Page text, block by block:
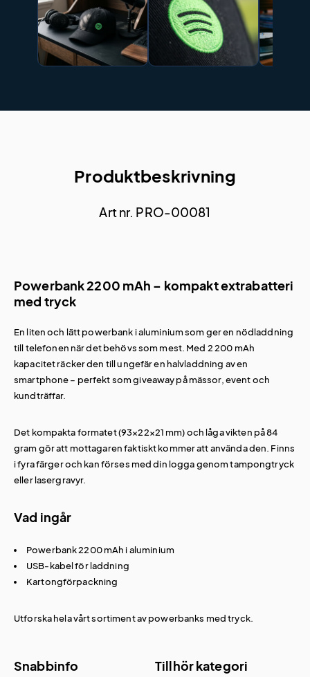
Produktbeskrivning
Art nr. PRO-00081
Powerbank 2200 mAh – kompakt extrabatteri
med tryck
En liten och lätt powerbank i aluminium som ger en nödladdning
till telefonen när det behövs som mest. Med 2 200 mAh
kapacitet räcker den till ungefär en halvladdning av en
smartphone – perfekt som giveaway på mässor, event och
kundträffar.
Det kompakta formatet (93×22×21 mm) och låga vikten på 84
gram gör att mottagaren faktiskt kommer att använda den. Finns
i fyra färger och kan förses med din logga genom tampongtryck
eller lasergravyr.
Vad ingår
Powerbank 2200 mAh i aluminium
USB-kabel för laddning
Kartongförpackning
Utforska hela vårt sortiment avpowerbanks med tryck.
Snabbinfo Tillhör kategori